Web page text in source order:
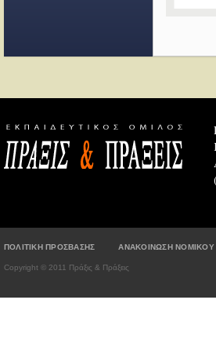
ΠΟΛΙΤΙΚΗ ΠΡΟΣΒΑΣΗΣ ΑΝΑΚΟΙΝΩΣΗ
Copyright © 2011 Πράξις & Πράξεις